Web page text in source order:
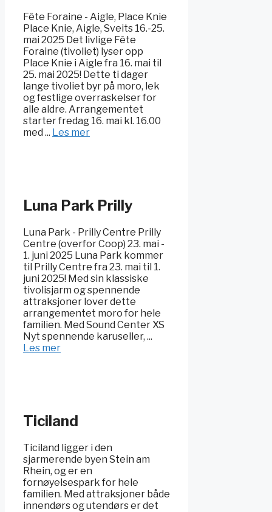
Fête Foraine - Aigle, Place Knie
Place Knie, Aigle, Sveits 16.-25.
mai 2025 Det livlige Fête
Foraine (tivoliet) lyser opp
Place Knie i Aigle fra 16. mai til
25. mai 2025! Dette ti dager
lange tivoliet byr på moro, lek
og festlige overraskelser for
alle aldre. Arrangementet
starter fredag 16. mai kl. 16.00
med ... Les mer
Luna Park Prilly
Luna Park - Prilly Centre Prilly
Centre (overfor Coop) 23. mai -
1. juni 2025 Luna Park kommer
til Prilly Centre fra 23. mai til 1.
juni 2025! Med sin klassiske
tivolisjarm og spennende
attraksjoner lover dette
arrangementet moro for hele
familien. Med Sound Center XS
Nyt spennende karuseller, ...
Les mer
Ticiland
Ticiland ligger i den
sjarmerende byen Stein am
Rhein, og er en
fornøyelsespark for hele
familien. Med attraksjoner både
innendørs og utendørs er det